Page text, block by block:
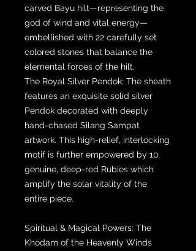
carved Bayu hilt—representing the
god of wind and vital energy—
embellished with 22 carefully set
colored stones that balance the
elemental forces of the hilt.
The Royal Silver Pendok: The sheath
features an exquisite solid silver
Pendok decorated with deeply
hand-chased Silang Sampat
artwork. This high-relief, interlocking
motif is further empowered by 10
genuine, deep-red Rubies which
amplify the solar vitality of the
entire piece.
Spiritual & Magical Powers: The
Khodam of the Heavenly Winds